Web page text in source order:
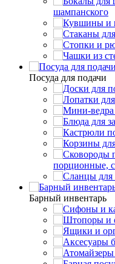
шампанского
Посуда для подачи
порционные,
Барный инвентарь